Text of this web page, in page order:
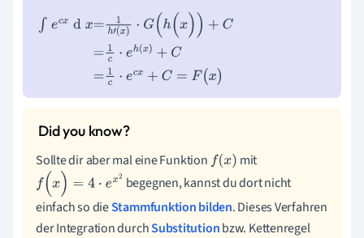
(x)·G (h(x))+ C=1c·e
x)
Sollte dir aber mal eine Funktion f(x)
mit
f(x)=4· ex2
begegnen, kannst du dort nicht
einfach so dieStammfunktion bilden. Dieses Verfahren
der Integration durchSubstitutionbzw. Kettenregel